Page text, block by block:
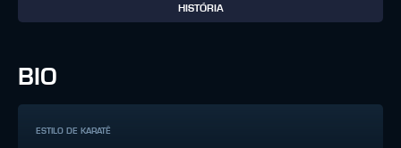
HISTÓRIA
BIO
ESTILO DE KARATÊ